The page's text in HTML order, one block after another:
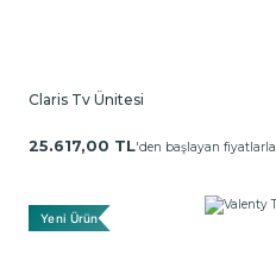
Claris Tv Ünitesi
25.617,00 TL'den başlayan fiyatlarla
Yeni Ürün